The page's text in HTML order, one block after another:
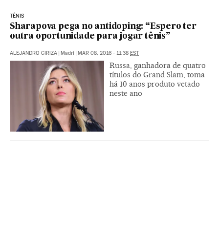
TÊNIS
Sharapova pega no antidoping: “Espero ter
outra oportunidade para jogar tênis”
ALEJANDRO CIRIZA Madri MAR 08, 2016 - 11:38 EST
Russa, ganhadora de quatro
títulos do Grand Slam, toma
há 10 anos produto vetado
neste ano